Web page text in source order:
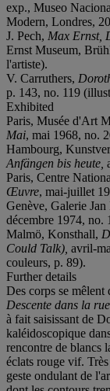
exp., Museo
Modern, Londres,
J. Pech, Max Ernst,
Ernst Museum,
l'artiste).
V. Carruthers,
p. 143, no. 119
Exhibited
Paris, Musée d'Art
Mai, mai 1968, no.
Hambourg,
Anfängen bis heute,
Paris, Centre
Œuvre, mai-juillet
Genève, Galerie
décembre 1974, no.
Malmö, Konsthall,
Could Talk), avril-
couleurs, p. 89).
Further details
Des corps se mêlent
Descente dans la rue
à fait saisissant de
kaléidoscopique
rencontre de blancs
éclats rouge vif.
geste ondulant de